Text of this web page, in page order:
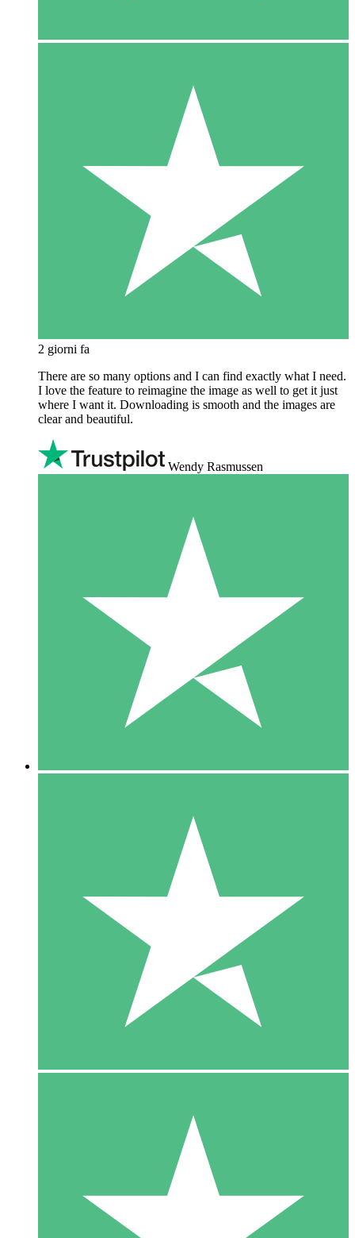
2 giorni fa
There are so many options and I can find exactly what I need.
I love the feature to reimagine the image as well to get it just
where I want it. Downloading is smooth and the images are
clear and beautiful.
Wendy Rasmussen